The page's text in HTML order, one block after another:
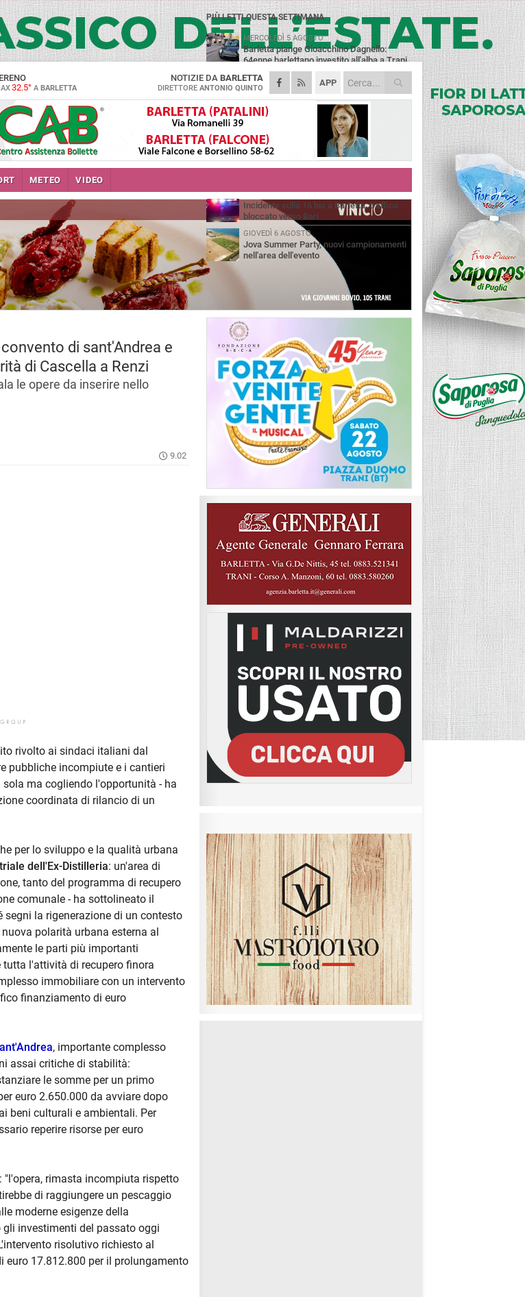
32.5° A BARLETTA
APP
NOTIZIE DA BARLETTA
DIRETTORE ANTONIO QUINTO
METEO VIDEO
di sant'Andrea e
di Cascella a Renzi
le opere da inserire nello
9.02
rivolto ai sindaci italiani dal
pubbliche incompiute e i cantieri
ma cogliendo l'opportunità - ha
coordinata di rilancio di un
per lo sviluppo e la qualità urbana
dell'Ex-Distilleria: un'area di
tanto del programma di recupero
comunale - ha sottolineato il
segni la rigenerazione di un contesto
polarità urbana esterna al
le parti più importanti
l'attività di recupero finora
immobiliare con un intervento
finanziamento di euro
, importante complesso
assai critiche di stabilità:
le somme per un primo
euro 2.650.000 da avviare dopo
beni culturali e ambientali. Per
reperire risorse per euro
rimasta incompiuta rispetto
di raggiungere un pescaggio
moderne esigenze della
investimenti del passato oggi
risolutivo richiesto al
17.812.800 per il prolungamento
PIÙ LETTI QUESTA SETTIMANA
MERCOLEDÌ 5 AGOSTO
Barletta piange Gioacchino Dagnello:
64enne barlettano investito all'alba a Trani
GIOVEDÌ 6 AGOSTO
Il ricordo di "Cecco", il benzinaio col
sorriso: «Contava i giorni che lo
separavano dalla pensione»
MERCOLEDÌ 5 AGOSTO
Jova Summer Party, giovedì mattina
sopralluogo nell'area dell'evento
DOMENICA 2 AGOSTO
Beni confiscati alla mafia. Nasce il servizio
VENERDÌ 7 AGOSTO
Incidente sulla 16 bis a Barletta, traffico
bloccato verso Bari
GIOVEDÌ 6 AGOSTO
Jova Summer Party, nuovi campionamenti
nell'area dell'evento